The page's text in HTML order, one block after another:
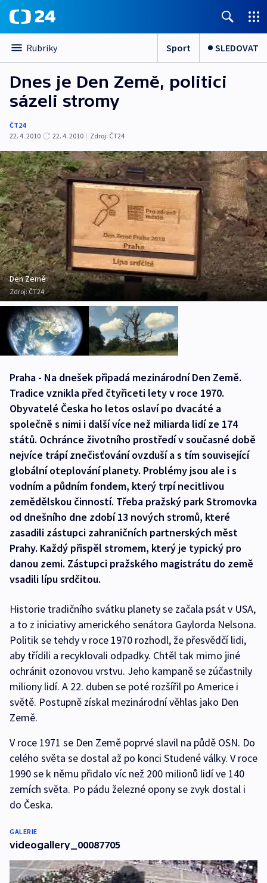
Rubriky Sport SLEDOVAT
Dnes je Den Země, politici
sázeli stromy
ČT24
22. 4. 2010
22. 4. 2010 | Zdroj: ČT24
Den Země
Zdroj:ČT24
Praha - Na dnešek připadá mezinárodní Den Země.
Tradice vznikla před čtyřiceti lety v roce 1970.
Obyvatelé Česka ho letos oslaví po dvacáté a
společně s nimi i další více než miliarda lidí ze 174
států. Ochránce životního prostředí v současné době
nejvíce trápí znečisťování ovzduší a s tím související
globální oteplování planety. Problémy jsou ale i s
vodním a půdním fondem, který trpí necitlivou
zemědělskou činností. Třeba pražský park Stromovka
od dnešního dne zdobí 13 nových stromů, které
zasadili zástupci zahraničních partnerských měst
Prahy. Každý přispěl stromem, který je typický pro
danou zemi. Zástupci pražského magistrátu do země
vsadili lípu srdčitou.
Historie tradičního svátku planety se začala psát v USA,
a to z iniciativy amerického senátora Gaylorda Nelsona.
Politik se tehdy v roce 1970 rozhodl, že přesvědčí lidi,
aby třídili a recyklovali odpadky. Chtěl tak mimo jiné
ochránit ozonovou vrstvu. Jeho kampaně se zúčastnily
miliony lidí. A 22. duben se poté rozšířil po Americe i
světě. Postupně získal mezinárodní věhlas jako Den
Země.
V roce 1971 se Den Země poprvé slavil na půdě OSN. Do
celého světa se dostal až po konci Studené války. V roce
1990 se k němu přidalo víc než 200 milionů lidí ve 140
zemích světa. Po pádu železné opony se zvyk dostal i
do Česka.
GALERIE
videogallery_00087705